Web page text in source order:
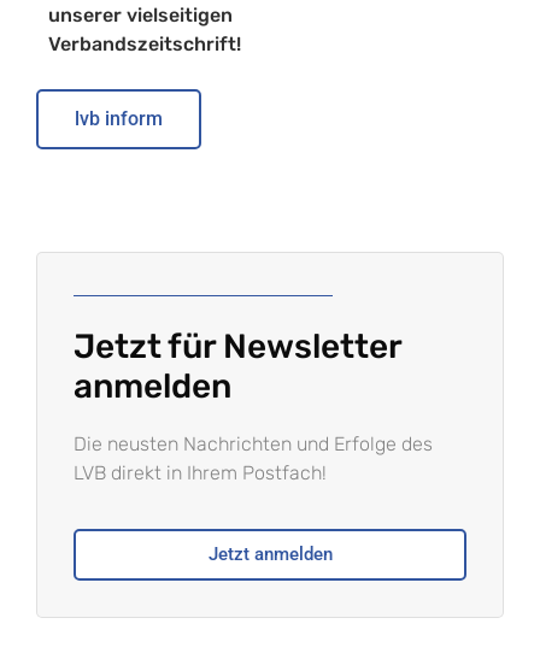
unserer vielseitigen
Verbandszeitschrift!
lvb inform
Jetzt für Newsletter
anmelden
Die neusten Nachrichten und Erfolge des
LVB direkt in Ihrem Postfach!
Jetzt anmelden